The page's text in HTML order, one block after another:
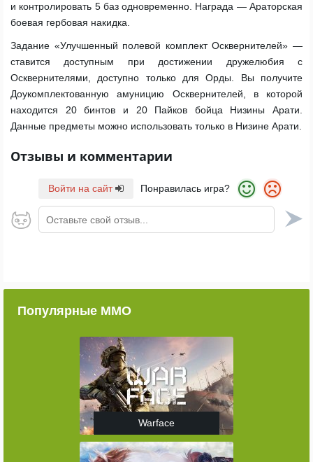
и контролировать 5 баз одновременно. Награда — Араторская
боевая гербовая накидка.
Задание «Улучшенный полевой комплект Осквернителей» —
ставится доступным при достижении дружелюбия с
Осквернителями, доступно только для Орды. Вы получите
Доукомплектованную амуницию Осквернителей, в которой
находится 20 бинтов и 20 Пайков бойца Низины Арати.
Данные предметы можно использовать только в Низине Арати.
Отзывы и комментарии
Войти на сайт Понравилась игра?
Оставьте свой отзыв...
Популярные ММО
Warface